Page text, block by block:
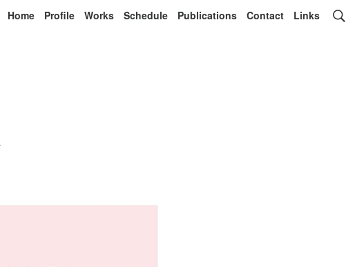
Home Profile Works Schedule Publications Contact Links